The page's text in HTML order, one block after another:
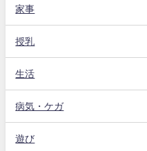
家事
授乳
生活
病気・ケガ
遊び